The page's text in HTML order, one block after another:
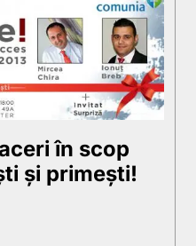
în scop
și primești!